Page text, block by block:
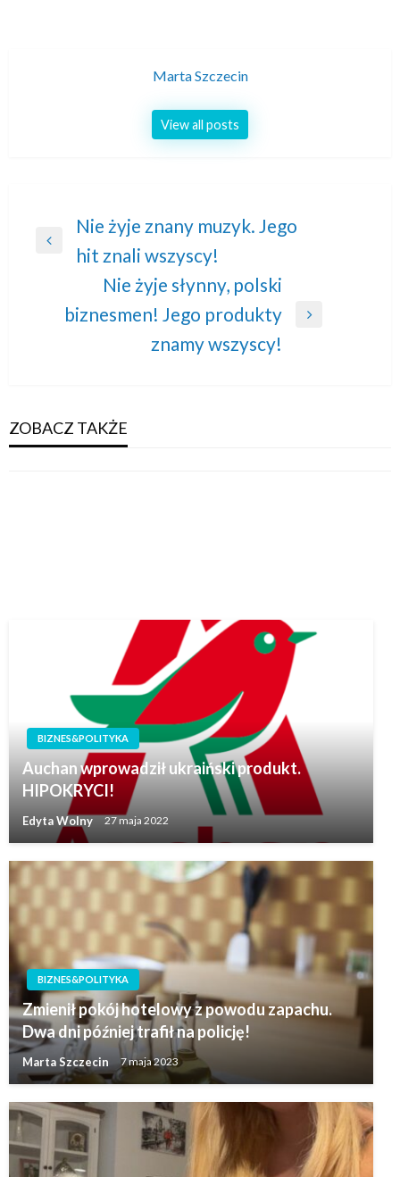
Marta Szczecin
View all posts
Nawigacja
wpisu
Previous
Nie żyje znany muzyk. Jego
hit znali wszyscy!
Next
Nie żyje słynny, polski
biznesmen! Jego produkty
znamy wszyscy!
ZOBACZ TAKŻE
BIZNES&POLITYKA
Auchan wprowadził ukraiński produkt.
HIPOKRYCI!
Edyta Wolny 27 maja 2022
BIZNES&POLITYKA
Zmienił pokój hotelowy z powodu zapachu.
Dwa dni później trafił na policję!
Marta Szczecin 7 maja 2023